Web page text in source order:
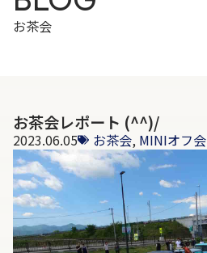
お茶会
お茶会レポート (^^)/
2023.06.05 お茶会, MINIオフ会